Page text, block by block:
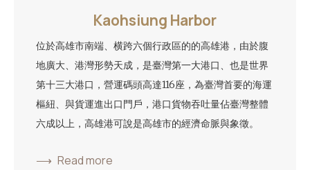
Kaohsiung Harbor
位於高雄市南端、横跨六個行政區的的高雄港，由於腹
地廣大、港灣形勢天成，是臺灣第一大港口、也是世界
第十三大港口，營運碼頭高達116座，為臺灣首要的海運
樞紐、與貨運進出口門戶，港口貨物吞吐量佔臺灣整體
六成以上，高雄港可說是高雄市的經濟命脈與象徵。
Read more